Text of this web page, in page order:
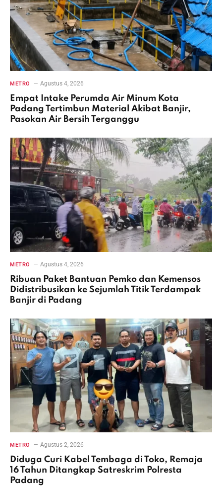
METRO Agustus 4, 2026
Empat Intake Perumda Air Minum Kota
Padang Tertimbun Material Akibat Banjir,
Pasokan Air Bersih Terganggu
METRO Agustus 4, 2026
Ribuan Paket Bantuan Pemko dan Kemensos
Didistribusikan ke Sejumlah Titik Terdampak
Banjir di Padang
METRO Agustus 2, 2026
Diduga Curi Kabel Tembaga di Toko, Remaja
16 Tahun Ditangkap Satreskrim Polresta
Padang